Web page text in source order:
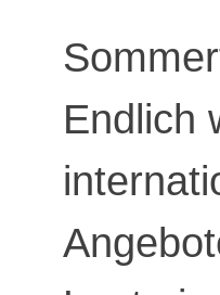
Endlich